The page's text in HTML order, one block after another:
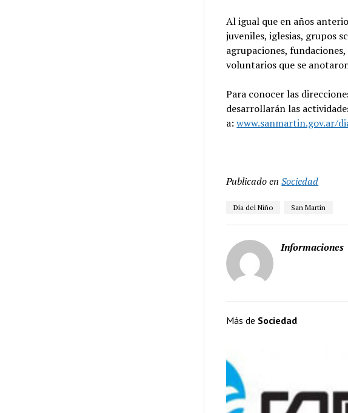
Al igual que en años
juveniles, iglesias, grupos
agrupaciones,
voluntarios que se
Para conocer las
desarrollarán las
a:www.sanmartin.gov.ar/
Publicado en Sociedad
Día del Niño San Martín
Informaciones
Más de Sociedad